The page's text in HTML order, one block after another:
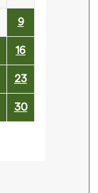
9
16
23
30